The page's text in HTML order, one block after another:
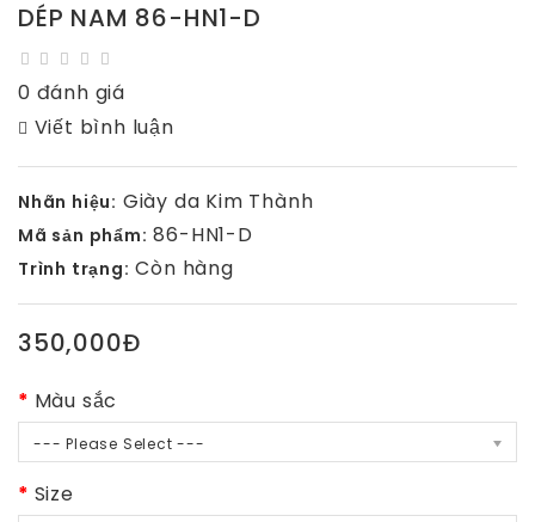
DÉP NAM 86-HN1-D
0 đánh giá
Viết bình luận
Nhãn hiệu: Giày da Kim Thành
Mã sản phẩm: 86-HN1-D
Trình trạng: Còn hàng
350,000Đ
Màu sắc
--- Please Select ---
Size